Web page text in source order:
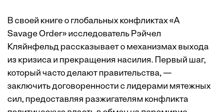
В своей книге о глобальных конфликтах «A
Savage Order» исследователь Рэйчел
Кляйнфельд рассказывает о механизмах выхода
из кризиса и прекращения насилия. Первый шаг,
который часто делают правительства, —
заключить договоренности с лидерами мятежных
сил, предоставляя разжигателям конфликта